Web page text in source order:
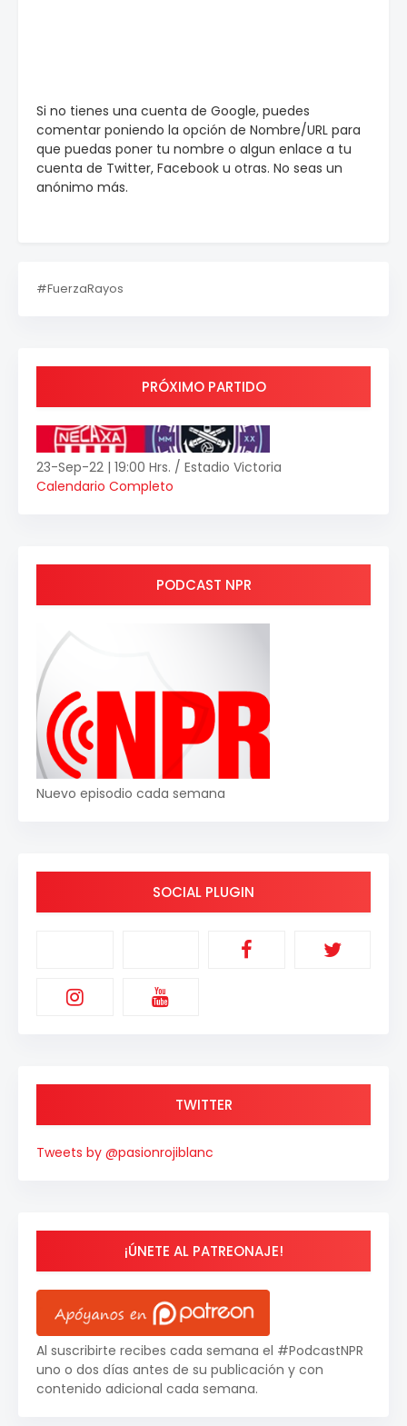
Si no tienes una cuenta de Google, puedes
comentar poniendo la opción de Nombre/URL para
que puedas poner tu nombre o algun enlace a tu
cuenta de Twitter, Facebook u otras. No seas un
anónimo más.
#FuerzaRayos
PRÓXIMO PARTIDO
23-Sep-22 | 19:00 Hrs. / Estadio Victoria
Calendario Completo
PODCAST NPR
Nuevo episodio cada semana
SOCIAL PLUGIN
TWITTER
Tweets by @pasionrojiblanc
¡ÚNETE AL PATREONAJE!
Al suscribirte recibes cada semana el #PodcastNPR
uno o dos días antes de su publicación y con
contenido adicional cada semana.